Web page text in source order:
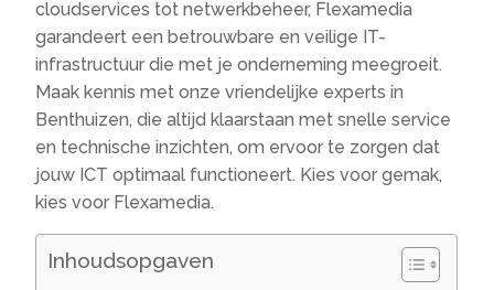
cloudservices tot netwerkbeheer, Flexamedia
garandeert een betrouwbare en veilige IT-
infrastructuur die met je onderneming meegroeit.​
Maak kennis met onze vriendelijke experts in
Benthuizen, die altijd klaarstaan met snelle service
en technische inzichten, om ervoor te zorgen dat
jouw ICT optimaal functioneert.​ Kies voor gemak,
kies voor Flexamedia.​
Inhoudsopgaven